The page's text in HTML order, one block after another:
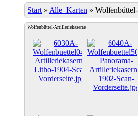
Start» Alle_Karten »
Wolfenbüttel-Artilleriekaserne